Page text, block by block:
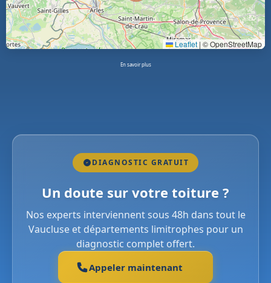
Leaflet | © OpenStreetMap
En savoir plus
DIAGNOSTIC GRATUIT
Un doute sur votre toiture ?
Nos experts interviennent sous 48h dans tout le
Vaucluse et départements limitrophes pour un
diagnostic complet offert.
Appeler maintenant